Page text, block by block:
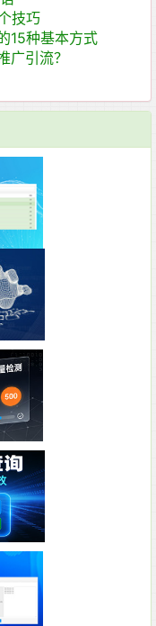
技巧
15种基本方式
广引流？